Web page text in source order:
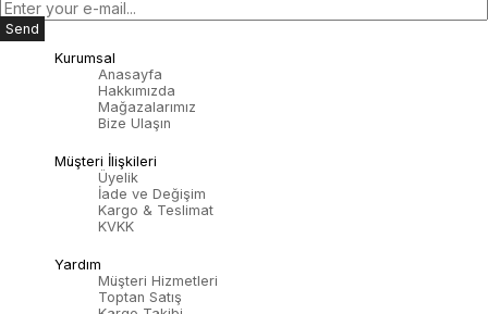
Send
Kurumsal
Anasayfa
Hakkımızda
Mağazalarımız
Bize Ulaşın
Müşteri İlişkileri
Üyelik
İade ve Değişim
Kargo & Teslimat
KVKK
Yardım
Müşteri Hizmetleri
Toptan Satış